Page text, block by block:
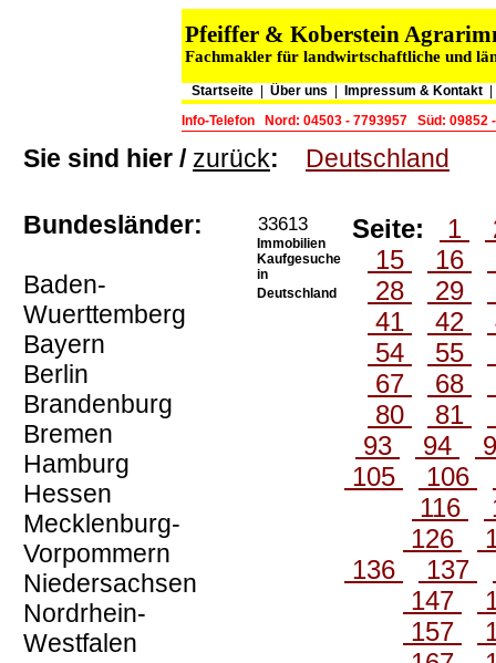
Pfeiffer & Koberstein
Fachmakler für landwirtschaftliche und
Startseite Über uns Impressum & Kontakt
Info-Telefon
Nord: 04503 - 7793957 Süd: 09852
Sie sind hier / zurück: Deutschland
Bundesländer:
Baden-
Wuerttemberg
Bayern
Berlin
Brandenburg
Bremen
Hamburg
Hessen
Mecklenburg-
Vorpommern
Niedersachsen
Nordrhein-
Westfalen
33613
Immobilien
Kaufgesuche
in
Deutschland
Seite: 1
15
16
28
29
41
42
54
55
67
68
80
81
93
94
105
106
116
126
136
137
147
157